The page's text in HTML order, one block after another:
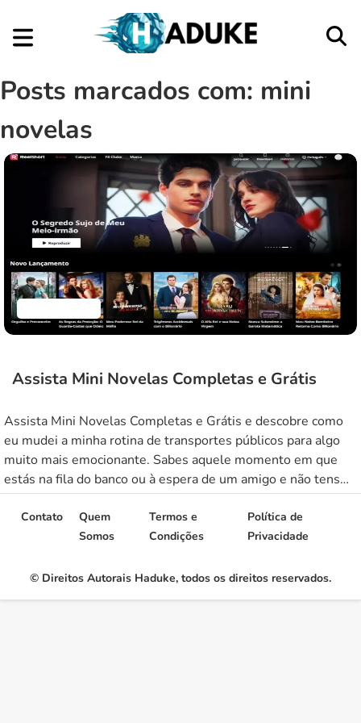
Posts marcados com: mini
novelas
Assista Mini Novelas Completas e Grátis
Assista Mini Novelas Completas e Grátis e descobre como
eu mudei a minha rotina de transportes públicos para algo
muito mais emocionante. Sabes aquele momento em que
estás na fila do banco ou à espera de um amigo e não tens
nada para fazer? Inegavelmente, o tédio era o meu maior
inimigo até eu tropeçar […]
© Direitos Autorais Haduke, todos os direitos reservados.
Contato
Quem
Somos
Termos e
Condições
Política de
Privacidade